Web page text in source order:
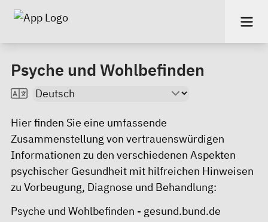
Psyche und Wohlbefinden
Hier finden Sie eine umfassende
Zusammenstellung von vertrauenswürdigen
Informationen zu den verschiedenen Aspekten
psychischer Gesundheit mit hilfreichen Hinweisen
zu Vorbeugung, Diagnose und Behandlung:
Psyche und Wohlbefinden - gesund.bund.de